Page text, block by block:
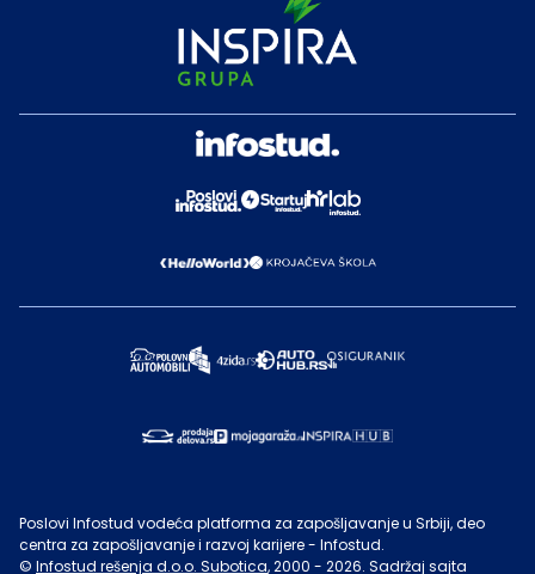
Poslovi Infostud vodeća platforma za zapošljavanje u Srbiji, deo
centra za zapošljavanje i razvoj karijere - Infostud.
© Infostud rešenja d.o.o. Subotica, 2000 - 2026. Sadržaj sajta